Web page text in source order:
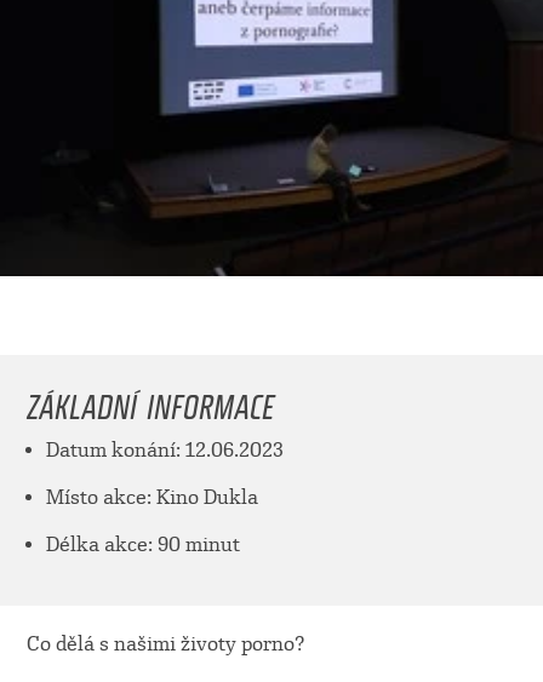
ZÁKLADNÍ INFORMACE
Datum konání: 12.06.2023
Místo akce: Kino Dukla
Délka akce: 90 minut
Co dělá s našimi životy porno?